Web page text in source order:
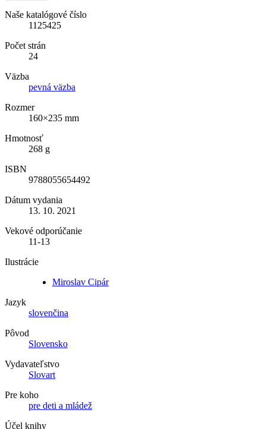
Naše katalógové číslo
1125425
Počet strán
24
Väzba
pevná väzba
Rozmer
160×235 mm
Hmotnosť
268 g
ISBN
9788055654492
Dátum vydania
13. 10. 2021
Vekové odporúčanie
11-13
Ilustrácie
Miroslav Cipár
Jazyk
slovenčina
Pôvod
Slovensko
Vydavateľstvo
Slovart
Pre koho
pre deti a mládež
Účel knihy